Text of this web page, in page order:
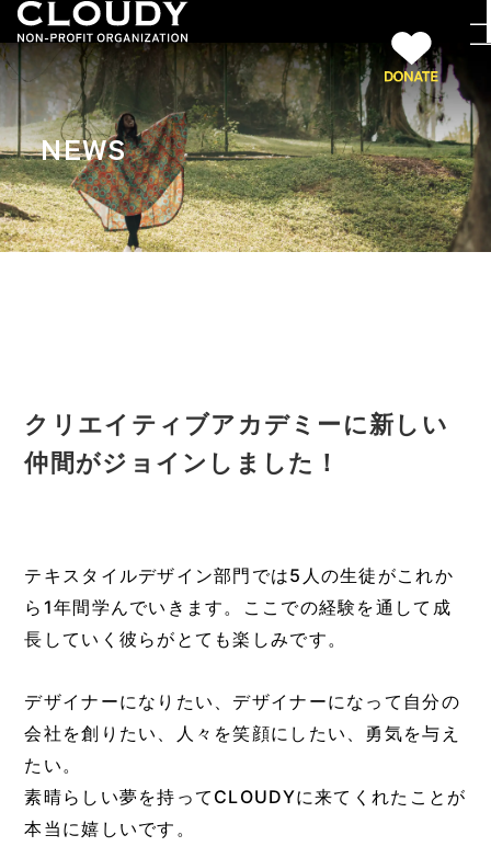
NEWS
クリエイティブアカデミーに新しい
仲間がジョインしました！
テキスタイルデザイン部門では5人の生徒がこれか
ら1年間学んでいきます。ここでの経験を通して成
長していく彼らがとても楽しみです。
デザイナーになりたい、デザイナーになって自分の
会社を創りたい、人々を笑顔にしたい、勇気を与え
たい。
素晴らしい夢を持ってCLOUDYに来てくれたことが
本当に嬉しいです。